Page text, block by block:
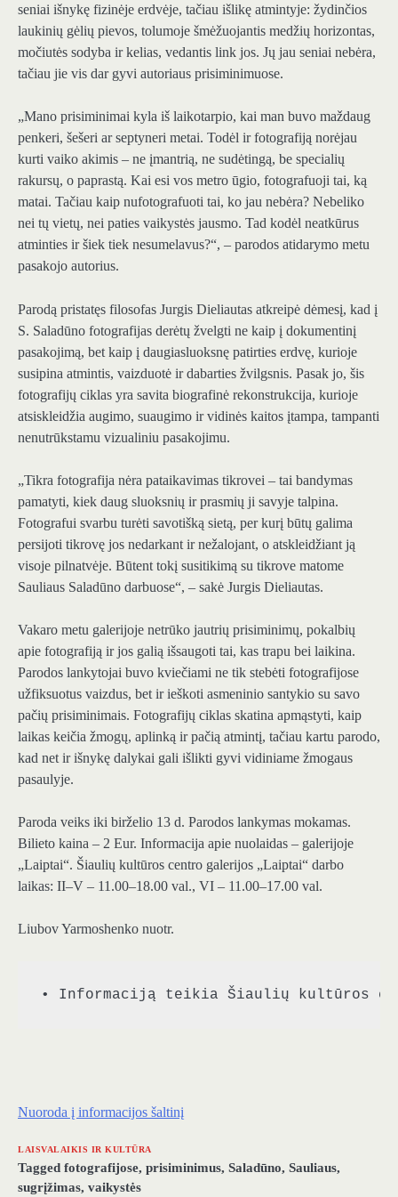
seniai išnykę fizinėje erdvėje, tačiau išlikę atmintyje: žydinčios
laukinių gėlių pievos, tolumoje šmėžuojantis medžių horizontas,
močiutės sodyba ir kelias, vedantis link jos. Jų jau seniai nebėra,
tačiau jie vis dar gyvi autoriaus prisiminimuose.
„Mano prisiminimai kyla iš laikotarpio, kai man buvo maždaug
penkeri, šešeri ar septyneri metai. Todėl ir fotografiją norėjau
kurti vaiko akimis – ne įmantrią, ne sudėtingą, be specialių
rakursų, o paprastą. Kai esi vos metro ūgio, fotografuoji tai, ką
matai. Tačiau kaip nufotografuoti tai, ko jau nebėra? Nebeliko
nei tų vietų, nei paties vaikystės jausmo. Tad kodėl neatkūrus
atminties ir šiek tiek nesumelavus?“, – parodos atidarymo metu
pasakojo autorius.
Parodą pristatęs filosofas Jurgis Dieliautas atkreipė dėmesį, kad į
S. Saladūno fotografijas derėtų žvelgti ne kaip į dokumentinį
pasakojimą, bet kaip į daugiasluoksnę patirties erdvę, kurioje
susipina atmintis, vaizduotė ir dabarties žvilgsnis. Pasak jo, šis
fotografijų ciklas yra savita biografinė rekonstrukcija, kurioje
atsiskleidžia augimo, suaugimo ir vidinės kaitos įtampa, tampanti
nenutrūkstamu vizualiniu pasakojimu.
„Tikra fotografija nėra pataikavimas tikrovei – tai bandymas
pamatyti, kiek daug sluoksnių ir prasmių ji savyje talpina.
Fotografui svarbu turėti savotišką sietą, per kurį būtų galima
persijoti tikrovę jos nedarkant ir nežalojant, o atskleidžiant ją
visoje pilnatvėje. Būtent tokį susitikimą su tikrove matome
Sauliaus Saladūno darbuose“, – sakė Jurgis Dieliautas.
Vakaro metu galerijoje netrūko jautrių prisiminimų, pokalbių
apie fotografiją ir jos galią išsaugoti tai, kas trapu bei laikina.
Parodos lankytojai buvo kviečiami ne tik stebėti fotografijose
užfiksuotus vaizdus, bet ir ieškoti asmeninio santykio su savo
pačių prisiminimais. Fotografijų ciklas skatina apmąstyti, kaip
laikas keičia žmogų, aplinką ir pačią atmintį, tačiau kartu parodo,
kad net ir išnykę dalykai gali išlikti gyvi vidiniame žmogaus
pasaulyje.
Paroda veiks iki birželio 13 d. Parodos lankymas mokamas.
Bilieto kaina – 2 Eur. Informacija apie nuolaidas – galerijoje
„Laiptai“. Šiaulių kultūros centro galerijos „Laiptai“ darbo
laikas: II–V – 11.00–18.00 val., VI – 11.00–17.00 val.
Liubov Yarmoshenko nuotr.
• Informaciją teikia Šiaulių kultūros
Nuoroda į informacijos šaltinį
LAISVALAIKIS IR KULTŪRA
Tagged fotografijose, prisiminimus, Saladūno, Sauliaus,
sugrįžimas, vaikystės